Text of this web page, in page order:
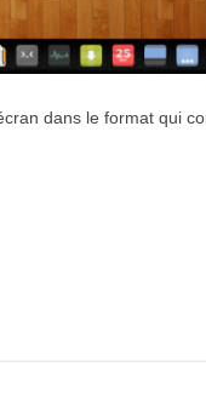
dans le format qui